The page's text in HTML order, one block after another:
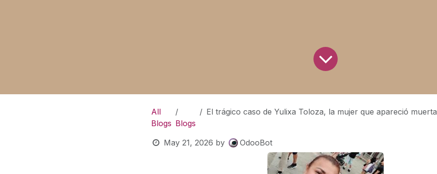
All
Blogs Blogs
El trágico caso de Yulixa Toloza, la mujer que apareció muerta en una cuneta después de someterse a un
May 21, 2026 by OdooBot